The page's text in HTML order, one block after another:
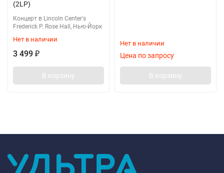
(2LP)
Концерт в Lincoln Center's
Frederick P. Rose Hall, Нью-Йорк
Нет в наличии
3 499 ₽
В корзину
Нет в наличии
Цена по запросу
В корзину